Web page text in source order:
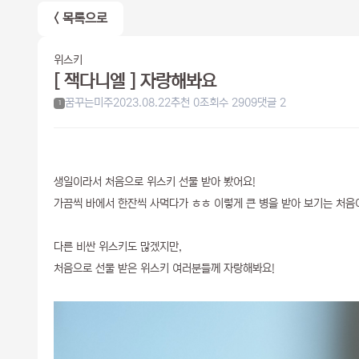
< 목록으로
위스키
[ 잭다니엘 ] 자랑해봐요
1 꿈꾸는미주2023.08.22추천 0조회수 2909댓글 2
생일이라서 처음으로 위스키 선물 받아 봤어요!
가끔씩 바에서 한잔씩 사먹다가 ㅎㅎ 이렇게 큰 병을 받아 보기는 처음
다른 비싼 위스키도 많겠지만,
처음으로 선물 받은 위스키 여러분들께 자랑해봐요!